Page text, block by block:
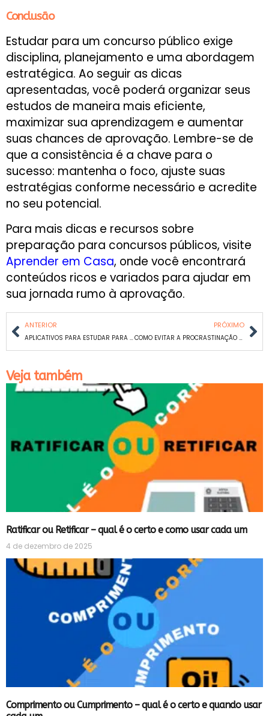
Conclusão
Estudar para um concurso público exige
disciplina, planejamento e uma abordagem
estratégica. Ao seguir as dicas
apresentadas, você poderá organizar seus
estudos de maneira mais eficiente,
maximizar sua aprendizagem e aumentar
suas chances de aprovação. Lembre-se de
que a consistência é a chave para o
sucesso: mantenha o foco, ajuste suas
estratégias conforme necessário e acredite
no seu potencial.
Para mais dicas e recursos sobre
preparação para concursos públicos, visite
Aprender em Casa, onde você encontrará
conteúdos ricos e variados para ajudar em
sua jornada rumo à aprovação.
ANTERIOR
APLICATIVOS PARA ESTUDAR PARA CONCURSOS PÚBLICOS: MELHORE SUA PREPARAÇÃO COM TECNOLOGIA
PRÓXIMO
COMO EVITAR A PROCRASTINAÇÃO NOS ESTUDOS: DICAS PRÁTICAS PARA MANTER O FOCO
Veja também
Ratificar ou Retificar – qual é o certo e como usar cada um
4 de dezembro de 2025
Comprimento ou Cumprimento – qual é o certo e quando usar